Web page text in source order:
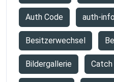
Auth Code auth-info
Besitzerwechsel
Bildergallerie